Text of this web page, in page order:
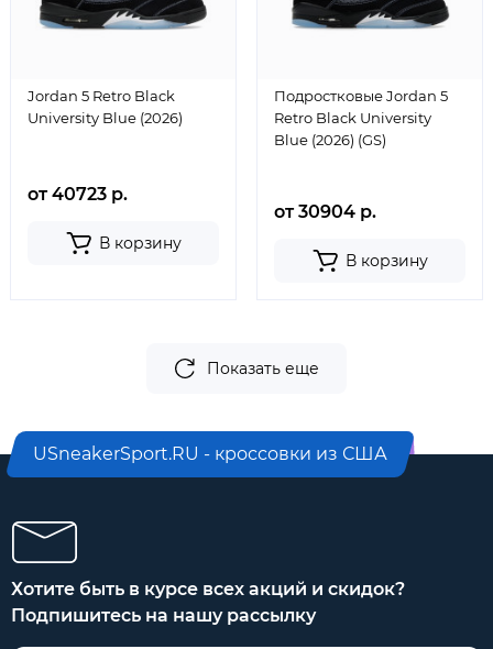
Jordan 5 Retro Black
University Blue (2026)
от 40723 р.
В корзину
Подростковые Jordan 5
Retro Black University
Blue (2026) (GS)
от 30904 р.
В корзину
Показать еще
USneakerSport.RU - кроссовки из США
Хотите быть в курсе всех акций и скидок?
Подпишитесь на нашу рассылку